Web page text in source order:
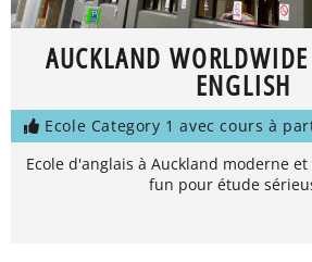
AUCKLAND
ENGLISH
Ecole Category 1 avec cours à
Ecole d'anglais à Auckland moderne
fun pour étude